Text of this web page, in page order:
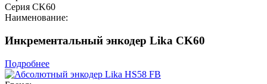
Серия CK60
Наименование:
Инкрементальный энкодер Lika CK60
Подробнее